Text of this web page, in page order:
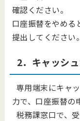
確認ください。
口座振替をやめる
提出してください。
2．キャッシ
専用端末にキャ
力で、口座振替の
税務課窓口で、